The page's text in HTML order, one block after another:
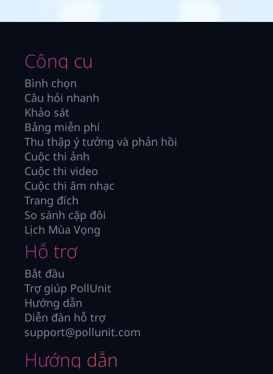
Công cụ
Bình chọn
Câu hỏi nhanh
Khảo sát
Bảng miễn phí
Thu thập ý tưởng và phản hồi
Cuộc thi ảnh
Cuộc thi video
Cuộc thi âm nhạc
Trang đích
So sánh cặp đôi
Lịch Mùa Vọng
Hỗ trợ
Bắt đầu
Trợ giúp PollUnit
Hướng dẫn
Diễn đàn hỗ trợ
support@pollunit.com
Hướng dẫn